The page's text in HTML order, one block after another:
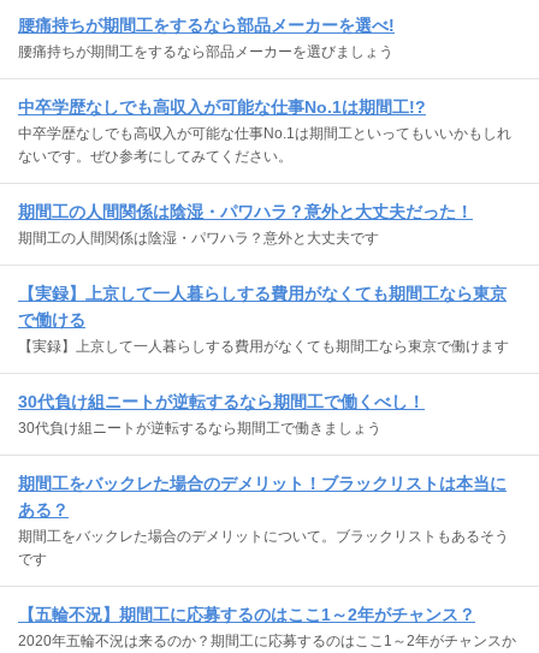
腰痛持ちが期間工をするなら部品メーカーを選べ!
腰痛持ちが期間工をするなら部品メーカーを選びましょう
中卒学歴なしでも高収入が可能な仕事No.1は期間工!?
中卒学歴なしでも高収入が可能な仕事No.1は期間工といってもいいかもしれ
ないです。ぜひ参考にしてみてください。
期間工の人間関係は陰湿・パワハラ？意外と大丈夫だった！
期間工の人間関係は陰湿・パワハラ？意外と大丈夫です
【実録】上京して一人暮らしする費用がなくても期間工なら東京
で働ける
【実録】上京して一人暮らしする費用がなくても期間工なら東京で働けます
30代負け組ニートが逆転するなら期間工で働くべし！
30代負け組ニートが逆転するなら期間工で働きましょう
期間工をバックレた場合のデメリット！ブラックリストは本当に
ある？
期間工をバックレた場合のデメリットについて。ブラックリストもあるそう
です
【五輪不況】期間工に応募するのはここ1～2年がチャンス？
2020年五輪不況は来るのか？期間工に応募するのはここ1～2年がチャンスか